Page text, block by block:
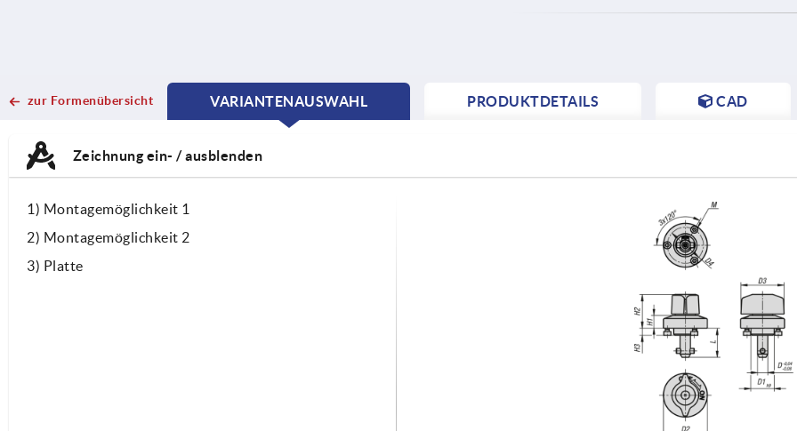
zur Formenübersicht
VARIANTENAUSWAHL
CURRENT
CURRENT
PRODUKTDETAILS CAD
Zeichnung ein- / ausblenden
1) Montagemöglichkeit 1
2) Montagemöglichkeit 2
3) Platte